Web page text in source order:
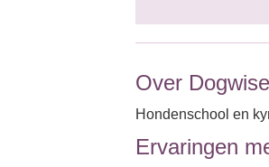
Over
Hondenschool en
Ervaringen